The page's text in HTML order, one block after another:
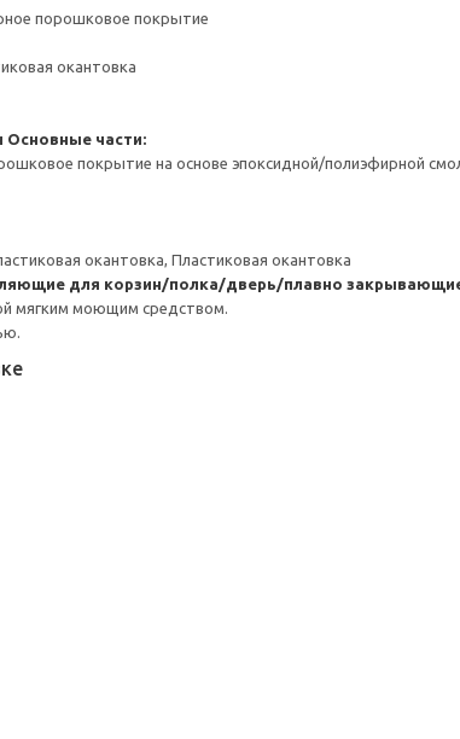
порошковое покрытие
окантовка
Основные части:
покрытие на основе эпоксидной/полиэфирной
окантовка, Пластиковая окантовка
для корзин/полка/дверь/плавно
мягким моющим средством.